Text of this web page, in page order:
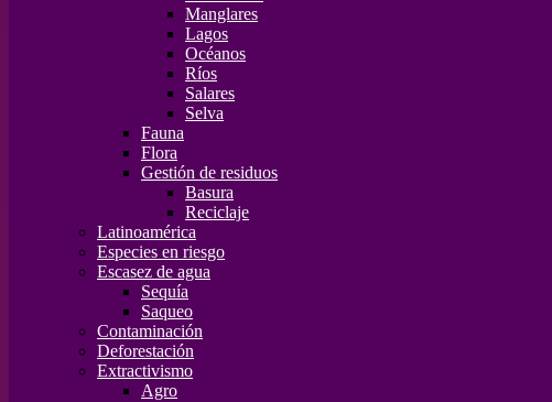
Manglares
Lagos
Océanos
Ríos
Salares
Selva
Fauna
Flora
Gestión de residuos
Basura
Reciclaje
Latinoamérica
Especies en riesgo
Escasez de agua
Sequía
Saqueo
Contaminación
Deforestación
Extractivismo
Agro